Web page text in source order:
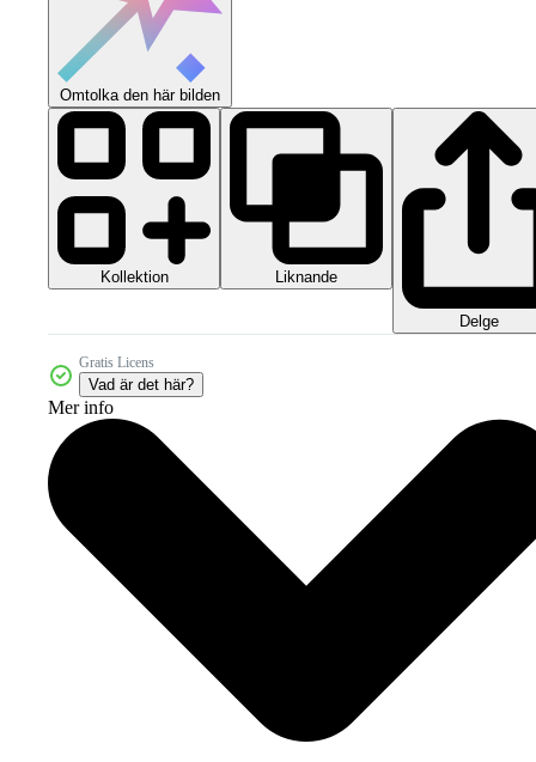
Omtolka den här bilden
Kollektion Liknande
Delge
Gratis Licens
Vad är det här?
Mer info